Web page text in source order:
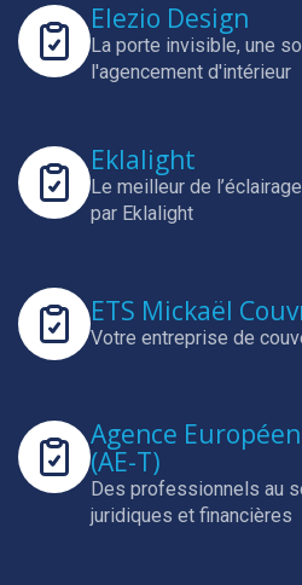
Elezio Design
La porte invisible, une
l'agencement d'intérieur
Eklalight
Le meilleur de
par Eklalight
ETS Mickaël
Votre entreprise de
Agence
(AE-T)
Des professionnels au
juridiques et financières